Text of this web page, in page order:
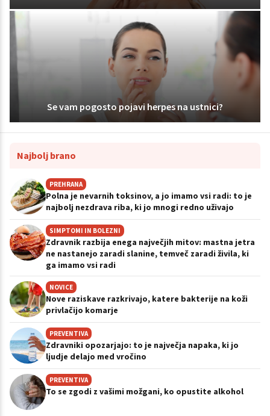
Se vam pogosto pojavi herpes na ustnici?
Najbolj brano
PREHRANA
Polna je nevarnih toksinov, a jo imamo vsi radi: to je
najbolj nezdrava riba, ki jo mnogi redno uživajo
SIMPTOMI IN BOLEZNI
Zdravnik razbija enega največjih mitov: mastna jetra
ne nastanejo zaradi slanine, temveč zaradi živila, ki
ga imamo vsi radi
NOVICE
Nove raziskave razkrivajo, katere bakterije na koži
privlačijo komarje
PREVENTIVA
Zdravniki opozarjajo: to je največja napaka, ki jo
ljudje delajo med vročino
PREVENTIVA
To se zgodi z vašimi možgani, ko opustite alkohol